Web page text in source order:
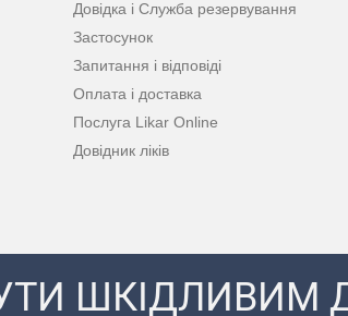
Довідка і Служба резервування
Застосунок
Запитання і відповіді
Оплата і доставка
Послуга Likar Online
Довідник ліків
ШКІДЛИВИМ